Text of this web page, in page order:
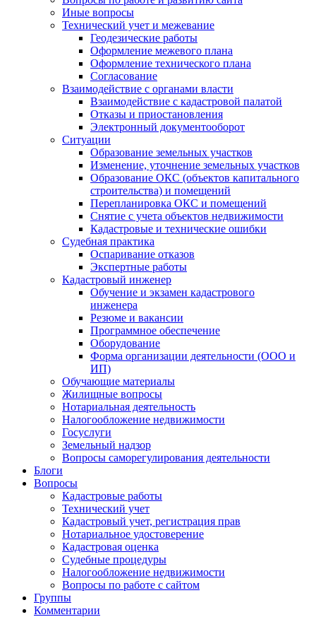
Иные вопросы
Технический учет и межевание
Геодезические работы
Оформление межевого плана
Оформление технического плана
Согласование
Взаимодействие с органами власти
Взаимодействие с кадастровой палатой
Отказы и приостановления
Электронный документооборот
Ситуации
Образование земельных участков
Изменение, уточнение земельных участков
Образование ОКС (объектов капитального
строительства) и помещений
Перепланировка ОКС и помещений
Снятие с учета объектов недвижимости
Кадастровые и технические ошибки
Судебная практика
Оспаривание отказов
Экспертные работы
Кадастровый инженер
Обучение и экзамен кадастрового
инженера
Резюме и вакансии
Программное обеспечение
Оборудование
Форма организации деятельности (ООО и
ИП)
Обучающие материалы
Жилищные вопросы
Нотариальная деятельность
Налогообложение недвижимости
Госуслуги
Земельный надзор
Вопросы саморегулирования деятельности
Блоги
Вопросы
Кадастровые работы
Технический учет
Кадастровый учет, регистрация прав
Нотариальное удостоверение
Кадастровая оценка
Судебные процедуры
Налогообложение недвижимости
Вопросы по работе с сайтом
Группы
Комментарии